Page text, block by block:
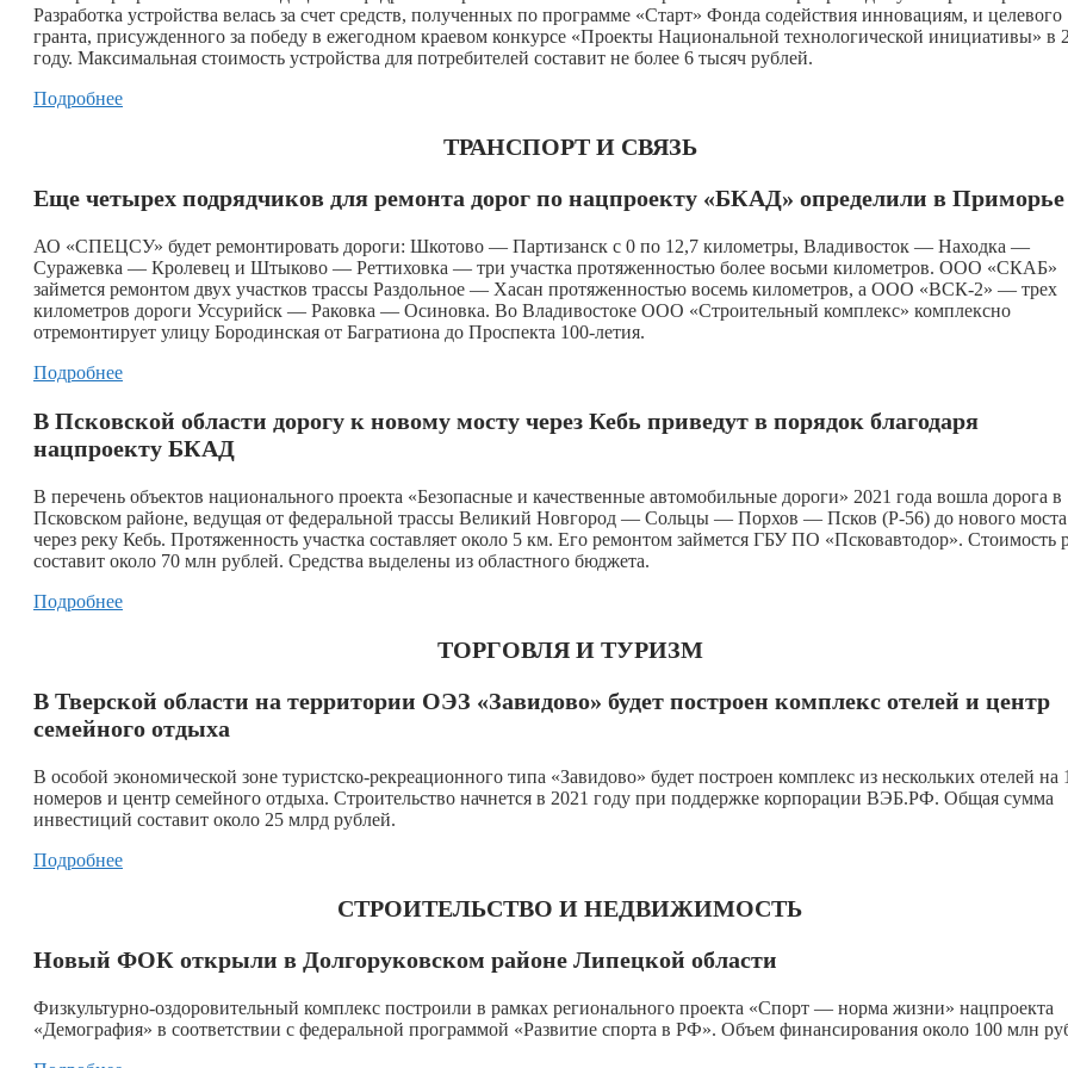
Разработка устройства велась за счет средств, полученных по программе «Старт» Фонда содействия инновациям, и целевого
гранта, присужденного за победу в ежегодном краевом конкурсе «Проекты Национальной технологической инициативы» в
году. Максимальная стоимость устройства для потребителей составит не более 6 тысяч рублей.
Подробнее
ТРАНСПОРТ И СВЯЗЬ
Еще четырех подрядчиков для ремонта дорог по нацпроекту «БКАД» определили в Приморье
АО «СПЕЦСУ» будет ремонтировать дороги: Шкотово — Партизанск с 0 по 12,7 километры, Владивосток — Находка —
Суражевка — Кролевец и Штыково — Реттиховка — три участка протяженностью более восьми километров. ООО «СКАБ»
займется ремонтом двух участков трассы Раздольное — Хасан протяженностью восемь километров, а ООО «ВСК-2» — трех
километров дороги Уссурийск — Раковка — Осиновка. Во Владивостоке ООО «Строительный комплекс» комплексно
отремонтирует улицу Бородинская от Багратиона до Проспекта 100-летия.
Подробнее
В Псковской области дорогу к новому мосту через Кебь приведут в порядок благодаря
нацпроекту БКАД
В перечень объектов национального проекта «Безопасные и качественные автомобильные дороги» 2021 года вошла дорога в
Псковском районе, ведущая от федеральной трассы Великий Новгород — Сольцы — Порхов — Псков (Р-56) до нового моста
через реку Кебь. Протяженность участка составляет около 5 км. Его ремонтом займется ГБУ ПО «Псковавтодор». Стоимость
составит около 70 млн рублей. Средства выделены из областного бюджета.
Подробнее
ТОРГОВЛЯ И ТУРИЗМ
В Тверской области на территории ОЭЗ «Завидово» будет построен комплекс отелей и центр
семейного отдыха
В особой экономической зоне туристско-рекреационного типа «Завидово» будет построен комплекс из нескольких отелей на
номеров и центр семейного отдыха. Строительство начнется в 2021 году при поддержке корпорации ВЭБ.РФ. Общая сумма
инвестиций составит около 25 млрд рублей.
Подробнее
СТРОИТЕЛЬСТВО И НЕДВИЖИМОСТЬ
Новый ФОК открыли в Долгоруковском районе Липецкой области
Физкультурно-оздоровительный комплекс построили в рамках регионального проекта «Спорт — норма жизни» нацпроекта
«Демография» в соответствии с федеральной программой «Развитие спорта в РФ». Объем финансирования около 100 млн